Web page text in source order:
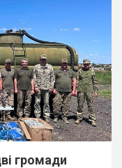
громади